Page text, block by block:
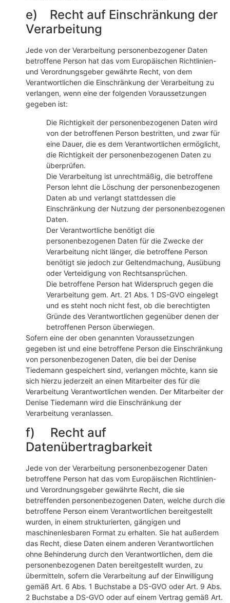
e) Recht auf Einschränkung der
Verarbeitung
Jede von der Verarbeitung personenbezogener Daten
betroffene Person hat das vom Europäischen Richtlinien-
und Verordnungsgeber gewährte Recht, von dem
Verantwortlichen die Einschränkung der Verarbeitung zu
verlangen, wenn eine der folgenden Voraussetzungen
gegeben ist:
Die Richtigkeit der personenbezogenen Daten wird
von der betroffenen Person bestritten, und zwar für
eine Dauer, die es dem Verantwortlichen ermöglicht,
die Richtigkeit der personenbezogenen Daten zu
überprüfen.
Die Verarbeitung ist unrechtmäßig, die betroffene
Person lehnt die Löschung der personenbezogenen
Daten ab und verlangt stattdessen die
Einschränkung der Nutzung der personenbezogenen
Daten.
Der Verantwortliche benötigt die
personenbezogenen Daten für die Zwecke der
Verarbeitung nicht länger, die betroffene Person
benötigt sie jedoch zur Geltendmachung, Ausübung
oder Verteidigung von Rechtsansprüchen.
Die betroffene Person hat Widerspruch gegen die
Verarbeitung gem. Art. 21 Abs. 1 DS-GVO eingelegt
und es steht noch nicht fest, ob die berechtigten
Gründe des Verantwortlichen gegenüber denen der
betroffenen Person überwiegen.
Sofern eine der oben genannten Voraussetzungen
gegeben ist und eine betroffene Person die Einschränkung
von personenbezogenen Daten, die bei der Denise
Tiedemann gespeichert sind, verlangen möchte, kann sie
sich hierzu jederzeit an einen Mitarbeiter des für die
Verarbeitung Verantwortlichen wenden. Der Mitarbeiter der
Denise Tiedemann wird die Einschränkung der
Verarbeitung veranlassen.
f) Recht auf
Datenübertragbarkeit
Jede von der Verarbeitung personenbezogener Daten
betroffene Person hat das vom Europäischen Richtlinien-
und Verordnungsgeber gewährte Recht, die sie
betreffenden personenbezogenen Daten, welche durch die
betroffene Person einem Verantwortlichen bereitgestellt
wurden, in einem strukturierten, gängigen und
maschinenlesbaren Format zu erhalten. Sie hat außerdem
das Recht, diese Daten einem anderen Verantwortlichen
ohne Behinderung durch den Verantwortlichen, dem die
personenbezogenen Daten bereitgestellt wurden, zu
übermitteln, sofern die Verarbeitung auf der Einwilligung
gemäß Art. 6 Abs. 1 Buchstabe a DS-GVO oder Art. 9 Abs.
2 Buchstabe a DS-GVO oder auf einem Vertrag gemäß Art.